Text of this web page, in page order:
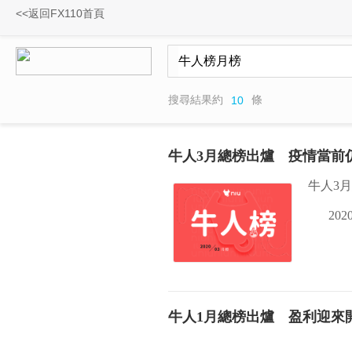
<<返回FX110首頁
搜尋結果約 10 條
牛人3月總榜出爐 疫情當前
牛人3
牛人1月總榜出爐 盈利迎來